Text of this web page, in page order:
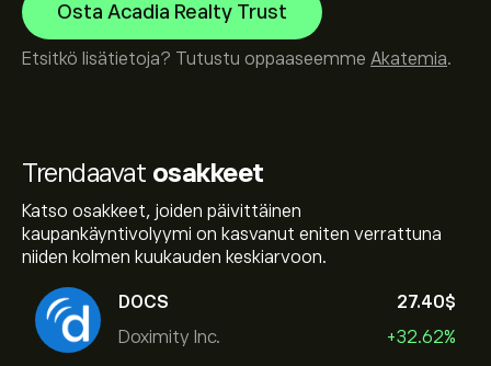
Trendaavat osakkeet
Katso osakkeet, joiden päivittäinen
kaupankäyntivolyymi on kasvanut eniten verrattuna
niiden kolmen kuukauden keskiarvoon.
DOCS
Doximity Inc.
27.40‎$‎
+32.62%
Osta Acadia Realty Trust
Etsitkö lisätietoja? Tutustu oppaaseemme Akatemia.